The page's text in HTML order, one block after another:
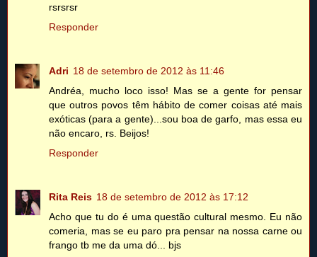
rsrsrsr
Responder
Adri 18 de setembro de 2012 às 11:46
Andréa, mucho loco isso! Mas se a gente for pensar
que outros povos têm hábito de comer coisas até mais
exóticas (para a gente)...sou boa de garfo, mas essa eu
não encaro, rs. Beijos!
Responder
Rita Reis 18 de setembro de 2012 às 17:12
Acho que tu do é uma questão cultural mesmo. Eu não
comeria, mas se eu paro pra pensar na nossa carne ou
frango tb me da uma dó... bjs